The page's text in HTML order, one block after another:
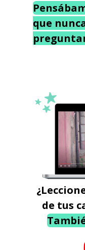
que
de tus